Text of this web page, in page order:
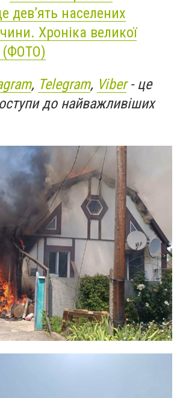
дев’ять населених
Хроніка великої
(ФОТО)
, Telegram, Viber- це
до найважливіших